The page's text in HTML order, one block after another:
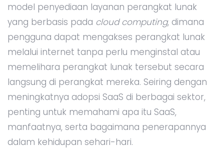
model penyediaan layanan perangkat lunak
yang berbasis pada cloud computing, dimana
pengguna dapat mengakses perangkat lunak
melalui internet tanpa perlu menginstal atau
memelihara perangkat lunak tersebut secara
langsung di perangkat mereka. Seiring dengan
meningkatnya adopsi SaaS di berbagai sektor,
penting untuk memahami apa itu SaaS,
manfaatnya, serta bagaimana penerapannya
dalam kehidupan sehari-hari.